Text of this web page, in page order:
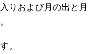
りおよび月の出と月
。